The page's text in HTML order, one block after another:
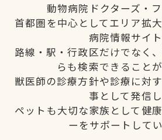
動物病院ドクターズ・フ
首都圏を中心としてエリア拡
病院情報サイト
路線・駅・行政区だけでなく
らも検索できることが
獣医師の診療方針や診療に対
事として発信し
ペットも大切な家族として健
ーをサポートしてい